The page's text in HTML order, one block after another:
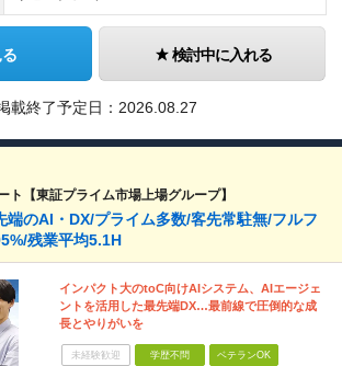
検討中に入れる
載終了予定日： 2026.08.27
ト【東証プライム市場上場グループ】
端のAI・DX/プライム多数/客先常駐無/フルフ
残業平均5.1H
インパクト大のtoC向けAIシステム、AIエージェ
ントを活用した最先端DX…最前線で圧倒的な成
長とやりがいを
未経験歓迎 学歴不問 ベテランOK